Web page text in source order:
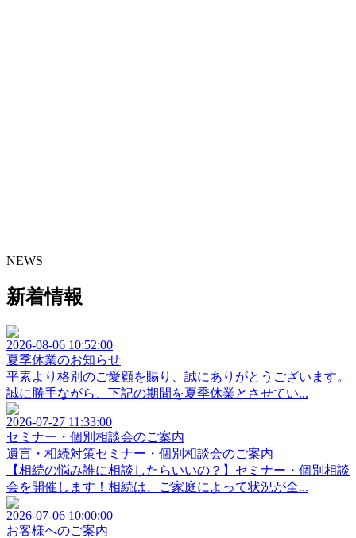
NEWS
新着情報
2026-08-06 10:52:00
夏季休業のお知らせ
平素より格別のご愛顧を賜り、誠にありがとうございます。
誠に勝手ながら、下記の期間を夏季休業とさせてい...
2026-07-27 11:33:00
セミナー・個別相談会のご案内
遺言・相続対策セミナー・個別相談会のご案内
【相続の悩み誰に相談したらいいの？】セミナー・個別相談
会を開催します！相続は、ご家庭によって状況が全...
2026-07-06 10:00:00
お客様へのご案内